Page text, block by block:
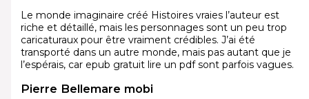
Le monde imaginaire créé Histoires vraies l’auteur est
riche et détaillé, mais les personnages sont un peu trop
caricaturaux pour être vraiment crédibles. J’ai été
transporté dans un autre monde, mais pas autant que je
l’espérais, car epub gratuit lire un pdf sont parfois vagues.
Pierre Bellemare mobi